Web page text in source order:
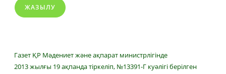
ЖАЗЫЛУ
Газет ҚР Мәдениет және ақпарат министрлігінде
2013 жылғы 19 ақпанда тіркеліп, №13391-Г куәлігі берілген